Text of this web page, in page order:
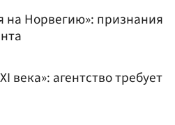
на Норвегию»: признания
века»: агентство требует